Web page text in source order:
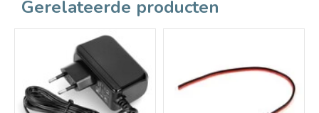
Gerelateerde producten